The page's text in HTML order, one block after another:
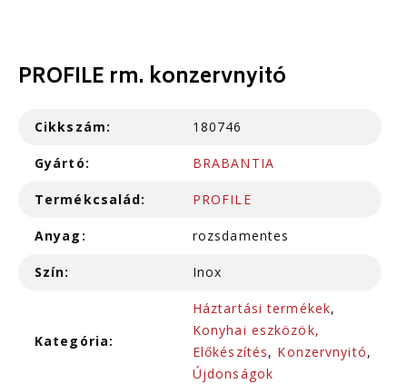
PROFILE rm. konzervnyitó
Cikkszám: 180746
Gyártó: BRABANTIA
Termékcsalád: PROFILE
Anyag: rozsdamentes
Szín: Inox
Kategória:
Háztartási termékek,
Konyhai eszközök,
Előkészítés, Konzervnyitó,
Újdonságok